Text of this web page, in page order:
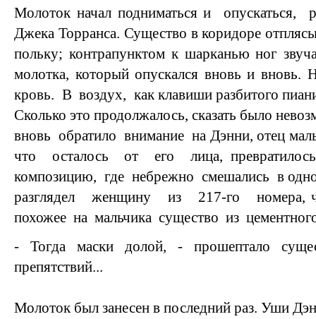
Молоток начал подниматься и опускаться,
Джека Торранса. Существо в коридоре
польку; контрапунктом к шарканью ног
молотка, который опускался вновь и
кровь. В воздух, как клавиши разбитого
Сколько это продолжалось, сказать было
вновь обратило внимание на Дэнни, отец
что осталось от его лица,
композицию, где небрежно смешались в
разглядел женщину из 217-го номера,
похожее на мальчика существо из
- Тогда маски долой, - прошептало
препятствий...
Молоток был занесен в последний раз. Уши